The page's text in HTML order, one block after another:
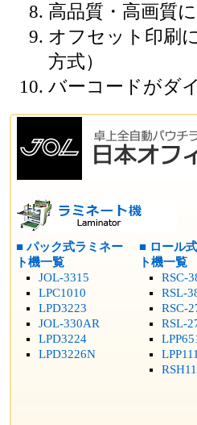
高品質・高画質
オフセット印刷
方式）
バーコードがダ
■ パック式ラミネー
ト機一覧
JOL-3315
LPC1010
LPD3223
JOL-330AR
LPD3224
LPD3226N
■ ロール
ト機一覧
RSC-
RSL-
RSC-
RSL-